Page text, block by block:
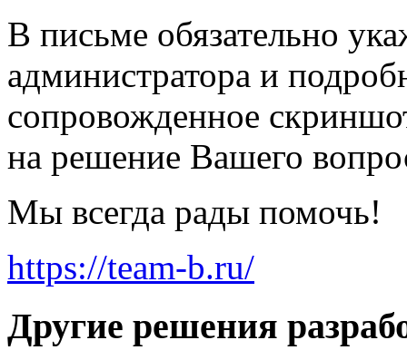
В письме обязательно
администратора и
сопровожденное
на решение Вашего
Мы всегда рады помочь!
https://team-b.ru/
Другие решения